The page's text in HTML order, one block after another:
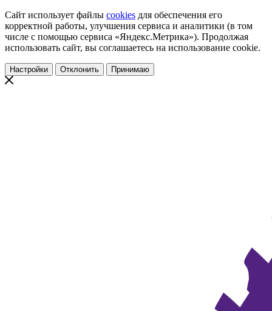
Сайт использует файлы cookies для обеспечения его
корректной работы, улучшения сервиса и аналитики (в том
числе с помощью сервиса «Яндекс.Метрика»). Продолжая
использовать сайт, вы соглашаетесь на использование cookie.
Настройки Отклонить Принимаю